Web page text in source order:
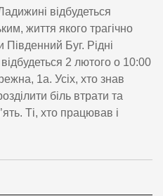
відбудеться
життя якого трагічно
Південний Буг. Рідні
2 лютого о 10:00
1а. Усіх, хто знав
біль втрати та
Ті, хто працював і